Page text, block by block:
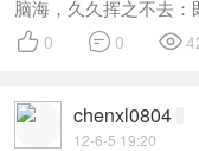
脑海，久久挥之不去
 0  0 
chenxl0804
12-6-5 19:20